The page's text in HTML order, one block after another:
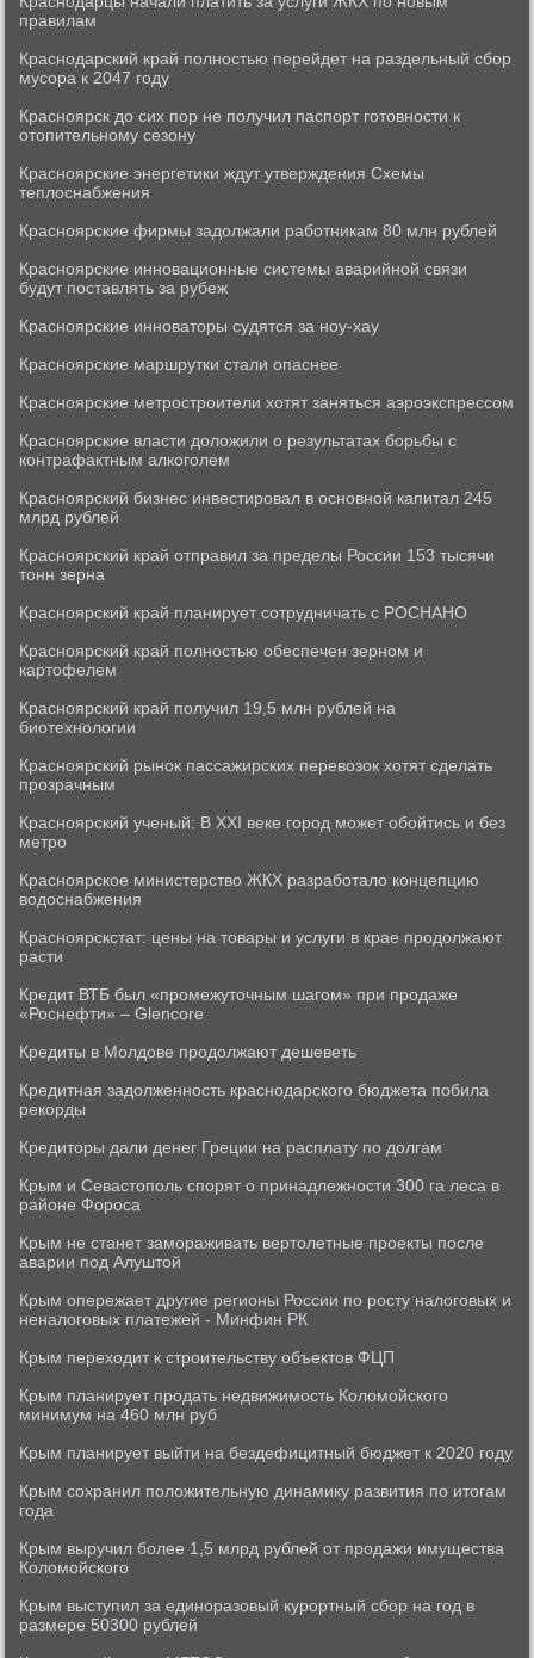
правилам
Краснодарский край полностью перейдет на раздельный сбор
мусора к 2047 году
Красноярск до сих пор не получил паспорт готовности к
отопительному сезону
Красноярские энергетики ждут утверждения Схемы
теплоснабжения
Красноярские фирмы задолжали работникам 80 млн рублей
Красноярские инновационные системы аварийной связи
будут поставлять за рубеж
Красноярские инноваторы судятся за ноу-хау
Красноярские маршрутки стали опаснее
Красноярские метростроители хотят заняться аэроэкспрессом
Красноярские власти доложили о результатах борьбы с
контрафактным алкоголем
Красноярский бизнес инвестировал в основной капитал 245
млрд рублей
Красноярский край отправил за пределы России 153 тысячи
тонн зерна
Красноярский край планирует сотрудничать с РОСНАНО
Красноярский край полностью обеспечен зерном и
картофелем
Красноярский край получил 19,5 млн рублей на
биотехнологии
Красноярский рынок пассажирских перевозок хотят сделать
прозрачным
Красноярский ученый: В XXI веке город может обойтись и без
метро
Красноярское министерство ЖКХ разработало концепцию
водоснабжения
Красноярскстат: цены на товары и услуги в крае продолжают
расти
Кредит ВТБ был «промежуточным шагом» при продаже
«Роснефти» – Glencore
Кредиты в Молдове продолжают дешеветь
Кредитная задолженность краснодарского бюджета побила
рекорды
Кредиторы дали денег Греции на расплату по долгам
Крым и Севастополь спорят о принадлежности 300 га леса в
районе Фороса
Крым не станет замораживать вертолетные проекты после
аварии под Алуштой
Крым опережает другие регионы России по росту налоговых и
неналоговых платежей - Минфин РК
Крым переходит к строительству объектов ФЦП
Крым планирует продать недвижимость Коломойского
минимум на 460 млн руб
Крым планирует выйти на бездефицитный бюджет к 2020 году
Крым сохранил положительную динамику развития по итогам
года
Крым выручил более 1,5 млрд рублей от продажи имущества
Коломойского
Крым выступил за единоразовый курортный сбор на год в
размере 50300 рублей